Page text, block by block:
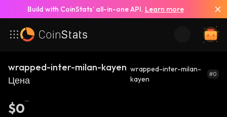
Build with CoinStats’ all-in-one API. Learn more
wrapped-inter-milan-kayen
Цена
wrapped-inter-milan-
kayen
#0
$0